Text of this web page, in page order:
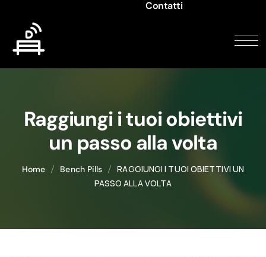
Contatti
Raggiungi i tuoi obiettivi
un passo alla volta
Home Bench Pills
RAGGIUNGI I TUOI OBIETTIVI UN
PASSO ALLA VOLTA